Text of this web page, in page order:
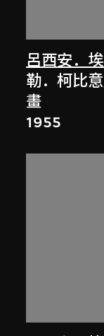
呂西安．
勒．柯比
畫
1955